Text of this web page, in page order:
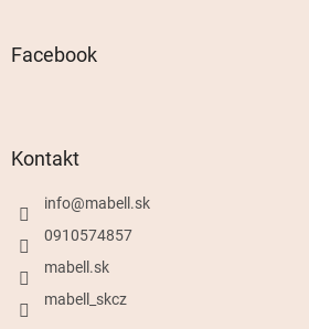
Facebook
Kontakt
info@mabell.sk
0910574857
mabell.sk
mabell_skcz